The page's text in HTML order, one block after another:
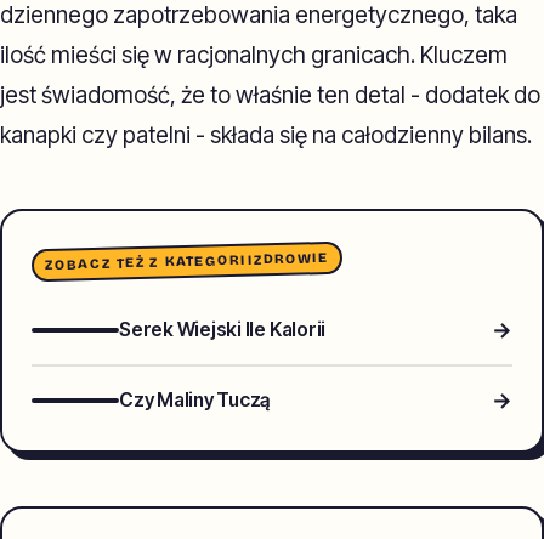
dziennego zapotrzebowania energetycznego, taka
ilość mieści się w racjonalnych granicach. Kluczem
jest świadomość, że to właśnie ten detal - dodatek do
kanapki czy patelni - składa się na całodzienny bilans.
ZOBACZ TEŻ Z KATEGORIIZDROWIE
Serek Wiejski Ile Kalorii →
Czy Maliny Tuczą →